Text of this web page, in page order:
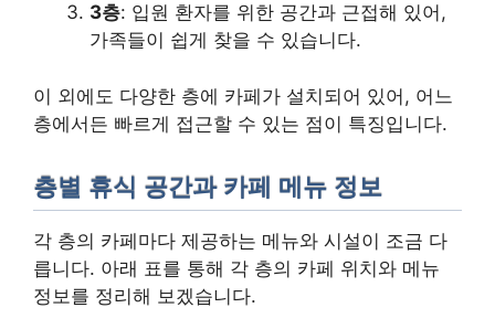
3층: 입원 환자를 위한 공간과 근접해 있어,
가족들이 쉽게 찾을 수 있습니다.
이 외에도 다양한 층에 카페가 설치되어 있어, 어느
층에서든 빠르게 접근할 수 있는 점이 특징입니다.
층별 휴식 공간과 카페 메뉴 정보
각 층의 카페마다 제공하는 메뉴와 시설이 조금 다
릅니다. 아래 표를 통해 각 층의 카페 위치와 메뉴
정보를 정리해 보겠습니다.